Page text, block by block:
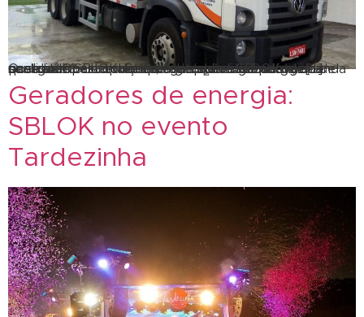
Qualidade SBLOK! Saiba tudo sobre geradores de energia. Quem conhece, sabe que a SBLOK, além de ser a melhor empresa de geradores de energia, ainda possui um vasto conhecimento profissional de alta qualidade para todo tipo de demanda. Porém, é necessário estar atento à empresa da qual você contratará os serviços de geração de energia. […]
Geradores de energia:
SBLOK no evento
Tardezinha